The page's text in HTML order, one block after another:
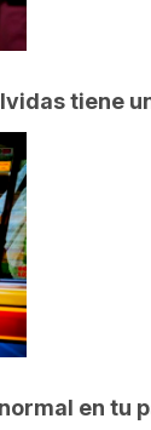
tiene
en tu